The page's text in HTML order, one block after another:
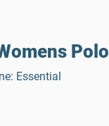
Polo
Essential